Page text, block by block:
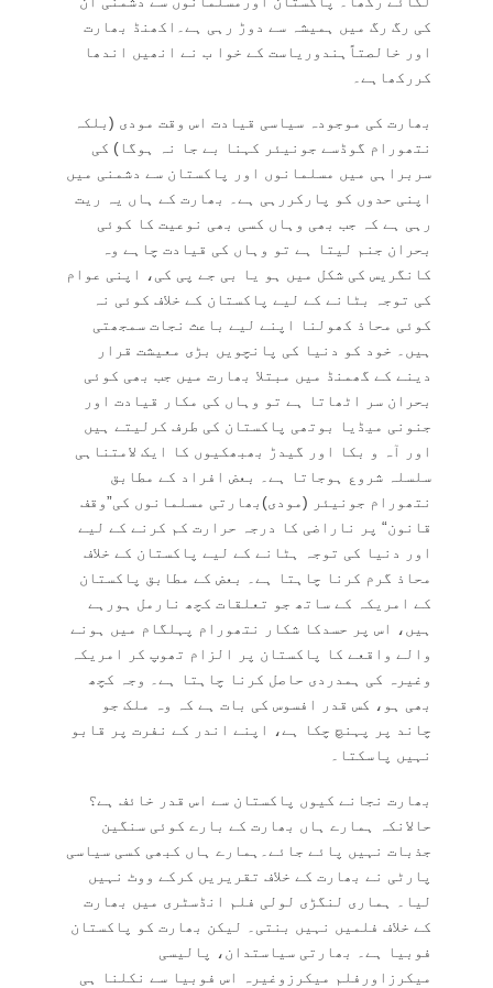
کی رگ رگ میں ہمیشہ سے دوڑ رہی ہے۔اکھنڈ بھارت
اور خالصتاًہندوریاست کے خوا ب نے انھیں اندھا
کررکھاہے۔
بھارت کی موجودہ سیاسی قیادت اس وقت مودی (بلکہ
نتھورام گوڈسے جونیئر کہنا بے جا نہ ہوگا) کی
سربراہی میں مسلمانوں اور پاکستان سے دشمنی میں
اپنی حدوں کو پارکررہی ہے۔ بھارت کے ہاں یہ ریت
رہی ہے کہ جب بھی وہاں کسی بھی نوعیت کا کوئی
بحران جنم لیتا ہے تو وہاں کی قیادت چاہے وہ
کانگریس کی شکل میں ہو یا بی جے پی کی، اپنی عوام
کی توجہ بٹانے کے لیے پاکستان کے خلاف کوئی نہ
کوئی محاذ کھولنا اپنے لیے باعث نجات سمجھتی
ہیں۔ خود کو دنیا کی پانچویں بڑی معیشت قرار
دینے کے گھمنڈ میں مبتلا بھارت میں جب بھی کوئی
بحران سر اٹھاتا ہے تو وہاں کی مکار قیادت اور
جنونی میڈیا بوتھی پاکستان کی طرف کرلیتے ہیں
اور آہ و بکا اور گیدڑ بھبھکیوں کا ایک لامتناہی
سلسلہ شروع ہوجاتا ہے۔ بعض افراد کے مطابق
نتھورام جونیئر (مودی)بھارتی مسلمانوں کی”وقف
قانون“ پر ناراضی کا درجہ حرارت کم کرنے کے لیے
اور دنیا کی توجہ ہٹانے کے لیے پاکستان کے خلاف
محاذ گرم کرنا چاہتا ہے۔ بعض کے مطابق پاکستان
کے امریکہ کے ساتھ جو تعلقات کچھ نارمل ہورہے
ہیں، اس پر حسدکا شکار نتھورام پہلگام میں ہونے
والے واقعے کا پاکستان پر الزام تھوپ کر امریکہ
وغیرہ کی ہمدردی حاصل کرنا چاہتا ہے۔ وجہ کچھ
بھی ہو، کس قدر افسوس کی بات ہے کہ وہ ملک جو
چاند پر پہنچ چکا ہے، اپنے اندر کے نفرت پر قابو
نہیں پاسکتا۔
بھارت نجانے کیوں پاکستان سے اس قدر خائف ہے؟
حالانکہ ہمارے ہاں بھارت کے بارے کوئی سنگین
جذبات نہیں پائے جائے۔ہمارے ہاں کبھی کسی سیاسی
پارٹی نے بھارت کے خلاف تقریریں کرکے ووٹ نہیں
لیا۔ ہماری لنگڑی لولی فلم انڈسٹری میں بھارت
کے خلاف فلمیں نہیں بنتی۔ لیکن بھارت کو پاکستان
فوبیا ہے۔ بھارتی سیاستدان، پالیسی
میکرزاورفلم میکرزوغیرہ اس فوبیا سے نکلنا ہی